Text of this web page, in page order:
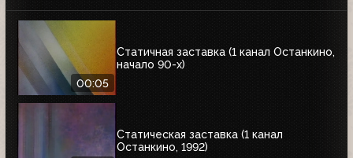
00:05
Статичная заставка (1 канал Останкино,
начало 90-х)
Статическая заставка (1 канал
Останкино, 1992)